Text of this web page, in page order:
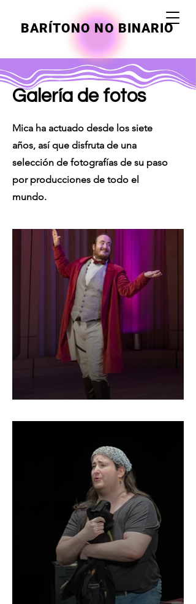
BARÍTONO NO BINARIO
Galería de fotos
Mica ha actuado desde los siete
años, así que disfruta de una
selección de fotografías de su paso
por producciones de todo el
mundo.